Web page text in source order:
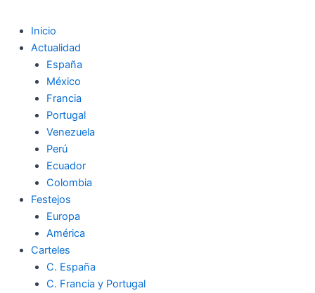
Inicio
Actualidad
España
México
Francia
Portugal
Venezuela
Perú
Ecuador
Colombia
Festejos
Europa
América
Carteles
C. España
C. Francia y Portugal